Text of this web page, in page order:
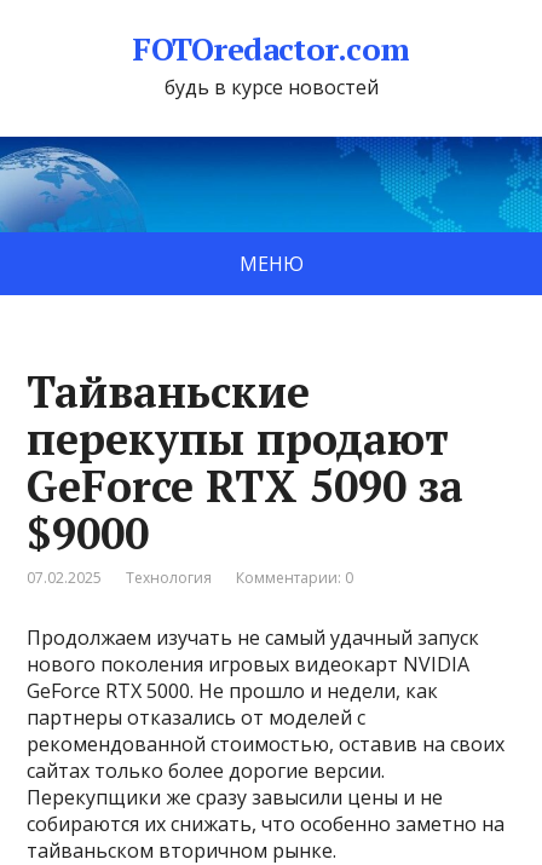
FOTOredactor.com
будь в курсе новостей
МЕНЮ
Тайваньские
перекупы продают
GeForce RTX 5090 за
$9000
07.02.2025 Технология Комментарии: 0
Продолжаем изучать не самый удачный запуск
нового поколения игровых видеокарт NVIDIA
GeForce RTX 5000. Не прошло и недели, как
партнеры отказались от моделей с
рекомендованной стоимостью, оставив на своих
сайтах только более дорогие версии.
Перекупщики же сразу завысили цены и не
собираются их снижать, что особенно заметно на
тайваньском вторичном рынке.